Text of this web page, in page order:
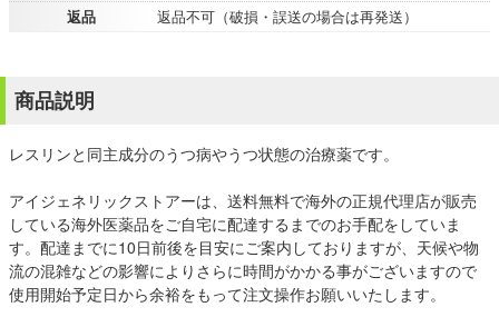
返品
返品不可（破損・誤送の場合は再発送）
商品説明
レスリンと同主成分のうつ病やうつ状態の治療薬です。
アイジェネリックストアーは、送料無料で海外の正規代理店が販売
している海外医薬品をご自宅に配達するまでのお手配をしていま
す。配達までに10日前後を目安にご案内しておりますが、天候や物
流の混雑などの影響によりさらに時間がかかる事がございますので
使用開始予定日から余裕をもって注文操作お願いいたします。